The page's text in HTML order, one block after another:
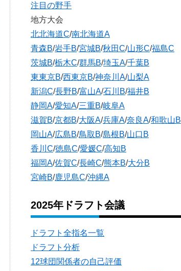
注目の野手
地方大会
北北海道C/南北海道A
青森B/岩手B/宮城B/秋田C/山形C/福島C
茨城B/栃木C/群馬B/埼玉A/千葉B
東東京B/西東京B/神奈川A/山梨A
新潟C/長野B/富山A/石川B/福井B
静岡A/愛知A/三重B/岐阜A
滋賀B/京都B/大阪A/兵庫A/奈良A/和歌山B
岡山A/広島B/鳥取B/島根B/山口B
香川C/徳島C/愛媛C/高知B
福岡A/佐賀C/長崎C/熊本B/大分B
宮崎B/鹿児島C/沖縄A
2025年ドラフト会議
ドラフト全指名一覧
ドラフト分析
12球団関係者の自己評価